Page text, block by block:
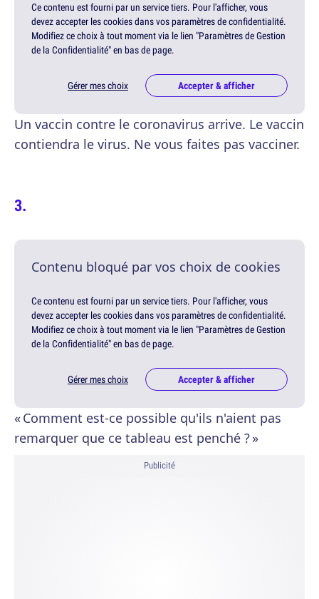
Ce contenu est fourni par un service tiers. Pour l'afficher, vous
devez accepter les cookies dans vos paramètres de confidentialité.
Modifiez ce choix à tout moment via le lien "Paramètres de Gestion
de la Confidentialité" en bas de page.
Gérer mes choix Accepter & afficher
Un vaccin contre le coronavirus arrive. Le vaccin
contiendra le virus. Ne vous faites pas vacciner.
Contenu bloqué par vos choix de cookies
Ce contenu est fourni par un service tiers. Pour l'afficher, vous
devez accepter les cookies dans vos paramètres de confidentialité.
Modifiez ce choix à tout moment via le lien "Paramètres de Gestion
de la Confidentialité" en bas de page.
Gérer mes choix Accepter & afficher
« Comment est-ce possible qu'ils n'aient pas
remarquer que ce tableau est penché ? »
Publicité